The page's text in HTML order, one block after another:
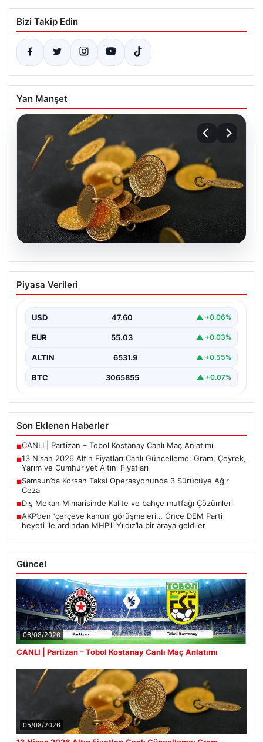
Bizi Takip Edin
Yan Manşet
13 Nisan 2026 Altın Fiyatları Canlı
Güncelleme: Gram, Çeyrek, Yarım ve
Altın piyasalarda hafta başında tansiyon yükseldi. ABD
beklenen…
Piyasa Verileri
USD 47.60 ▲ +0.06%
EUR 55.03 ▲ +0.03%
ALTIN 6531.9 ▲ +0.55%
BTC 3065855 ▲ +0.07%
Son Eklenen Haberler
■CANLI | Partizan – Tobol Kostanay Canlı Maç Anlatımı
■13 Nisan 2026 Altın Fiyatları Canlı Güncelleme: Gram, Çeyrek,
Yarım ve Cumhuriyet Altını Fiyatları
■Samsun’da Korsan Taksi Operasyonunda 3 Sürücüye Ağır
Ceza
■Dış Mekan Mimarisinde Kalite ve bahçe mutfağı Çözümleri
■AKP’den ‘çerçeve kanun’ görüşmeleri… Önce DEM Parti
heyeti ile ardından MHP’li Yıldız’la bir araya geldiler
Güncel
06/08/2026
CANLI | Partizan – Tobol Kostanay Canlı Maç Anlatımı
05/08/2026